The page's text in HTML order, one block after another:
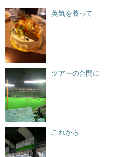
英気を養って
ツアーの合間に
これから